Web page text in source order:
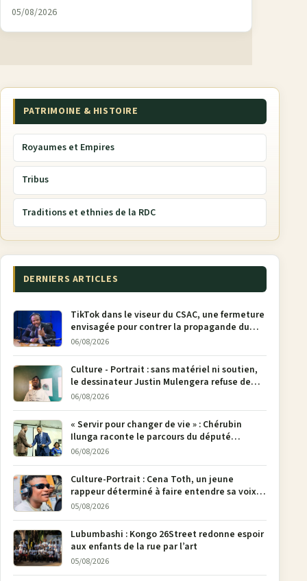
05/08/2026
PATRIMOINE & HISTOIRE
Royaumes et Empires
Tribus
Traditions et ethnies de la RDC
DERNIERS ARTICLES
TikTok dans le viseur du CSAC, une fermeture
envisagée pour contrer la propagande du
M23
06/08/2026
Culture - Portrait : sans matériel ni soutien,
le dessinateur Justin Mulengera refuse de
poser son crayon
06/08/2026
« Servir pour changer de vie » : Chérubin
Ilunga raconte le parcours du député
national Jethro Muyombi Tshimbu en 137
06/08/2026
Culture-Portrait : Cena Toth, un jeune
rappeur déterminé à faire entendre sa voix à
Bunia
05/08/2026
Lubumbashi : Kongo 26Street redonne espoir
aux enfants de la rue par l’art
05/08/2026